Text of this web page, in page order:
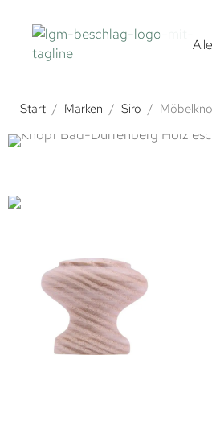
Start / Marken / Siro /